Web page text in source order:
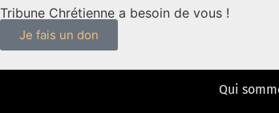
Tribune Chrétienne a besoin de vous !
Je fais un don
Qui